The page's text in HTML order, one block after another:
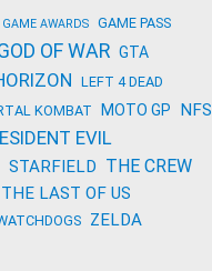
GAME AWARDS
GAME PASS
OF WAR GTA
LEFT 4 DEAD
KOMBAT MOTO GP NFS
EVIL
STARFIELD THE CREW
THE LAST OF US
ZELDA